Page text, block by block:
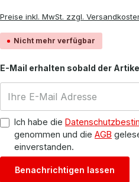
Preise inkl. MwSt. zzgl.
Nicht mehr verfügbar
E-Mail erhalten sobald der
Ich habe die
genommen und die AGB
einverstanden.
Benachrichtigen lassen